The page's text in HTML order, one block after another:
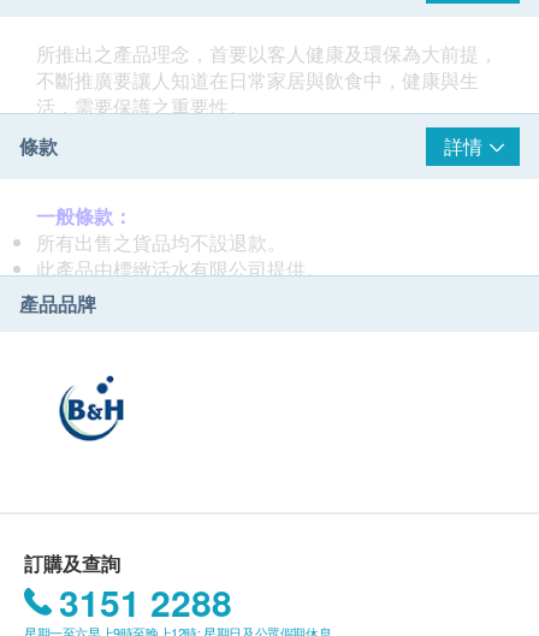
所推出之產品理念，首要以客人健康及環保為大前提，
不斷推廣要讓人知道在日常家居與飲食中，健康與生
活，需要保護之重要性。
科研人員於2000年開始與韓國、英國廠商共同研發一系
列家用和低耗電量的產品，如活氧殺菌機、沐浴過濾系
列、家庭飲用水過濾器、在研發過程中，不斷改善飲食
及空氣之污染問題，在設計產品時我們要採用環保物
料、耗電量低的為基礎，希望為地球出一分力，進一步
改善地球上人類健康出一分力及保持生態平衡。
條款 詳情
一般條款：
所有出售之貨品均不設退款。
此產品由標緻活水有限公司提供。
如有任何爭議，標緻活水有限公司及健康網購
health.ESDlife保留最終決議權。
送貨條款：
購買標緻活水有限公司
地免費送貨服務。賬單總額未滿HK$800需附加$60運
所有訂單須視乎相關貨品的供應情況再作最後確認。倘
若健康網購health.ESDlife未能提供任何訂單上的貨
品，健康網購health.ESDlife有權拒絕接受該訂單，並
產品品牌
訂購及查詢
3151 2288